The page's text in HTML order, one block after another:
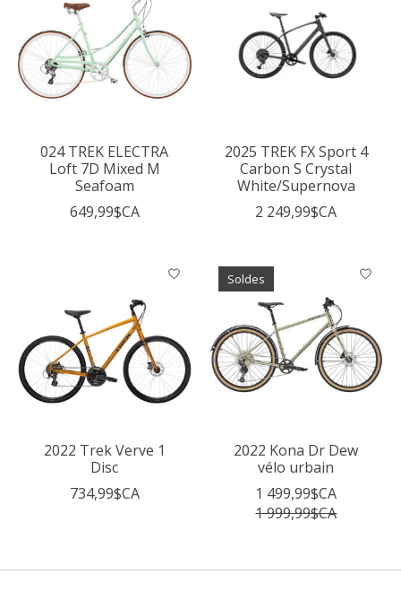
024 TREK ELECTRA
Loft 7D Mixed M
Seafoam
649,99$CA
2025 TREK FX Sport 4
Carbon S Crystal
White/Supernova
2 249,99$CA
2022 Trek Verve 1
Disc
734,99$CA
Soldes
2022 Kona Dr Dew
vélo urbain
1 499,99$CA
1 999,99$CA